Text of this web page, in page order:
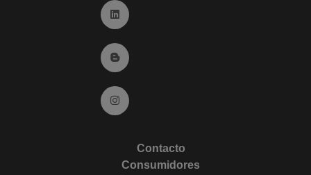
Ir a Linkedin (abre en ventana nueva)
Ir al Blog (abre en ventana nueva)
Ir a Instagram (abre en ventana nueva)
Contacto
Consumidores